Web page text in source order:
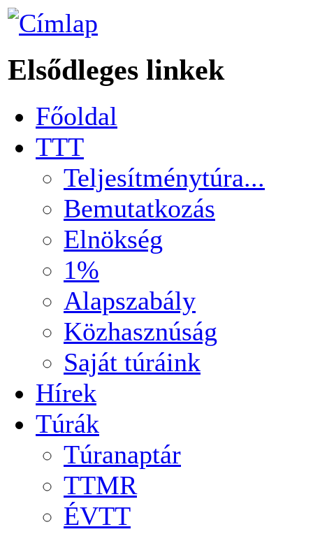
Elsődleges linkek
Főoldal
TTT
Teljesítménytúra...
Bemutatkozás
Elnökség
1%
Alapszabály
Közhasznúság
Saját túráink
Hírek
Túrák
Túranaptár
TTMR
ÉVTT